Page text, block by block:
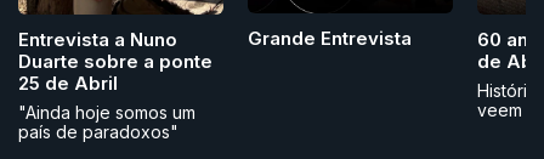
Entrevista a Nuno
Duarte sobre a ponte
25 de Abril
"Ainda hoje somos um
país de paradoxos"
Grande Entrevista
60
de
veem